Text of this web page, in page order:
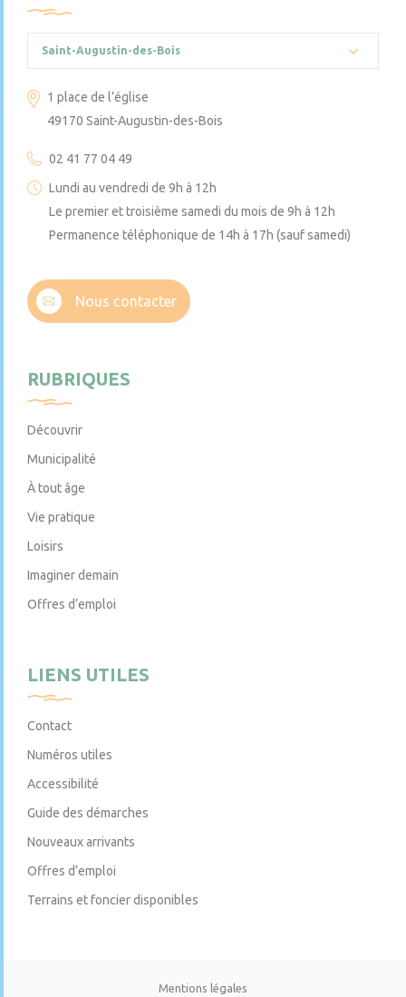
Saint-Augustin-des-Bois
1 place de l’église
49170 Saint-Augustin-des-Bois
02 41 77 04 49
Lundi au vendredi de 9h à 12h
Le premier et troisième samedi du mois de 9h à 12h
Permanence téléphonique de 14h à 17h (sauf samedi)
Nous contacter
RUBRIQUES
Découvrir
Municipalité
À tout âge
Vie pratique
Loisirs
Imaginer demain
Offres d’emploi
LIENS UTILES
Contact
Numéros utiles
Accessibilité
Guide des démarches
Nouveaux arrivants
Offres d’emploi
Terrains et foncier disponibles
Mentions légales